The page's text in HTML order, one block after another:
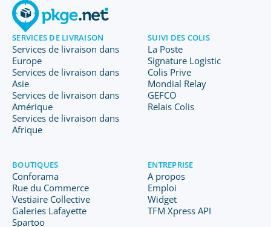
SERVICES DE LIVRAISON
Services de livraison dans
Europe
Services de livraison dans
Asie
Services de livraison dans
Amérique
Services de livraison dans
Afrique
SUIVI DES COLIS
La Poste
Signature Logistic
Colis Prive
Mondial Relay
GEFCO
Relais Colis
BOUTIQUES
Conforama
Rue du Commerce
Vestiaire Collective
Galeries Lafayette
Spartoo
ENTREPRISE
A propos
Emploi
Widget
TFM Xpress API